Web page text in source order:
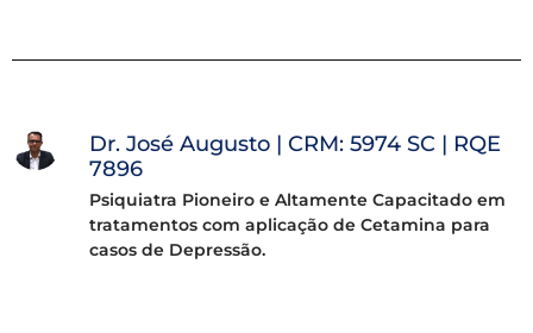
Dr. José Augusto | CRM: 5974 SC | RQE
7896
Psiquiatra Pioneiro e Altamente Capacitado em
tratamentos com aplicação de Cetamina para
casos de Depressão.